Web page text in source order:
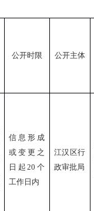
公开时限 公开主体
信息形成
或变更之
日起20 个
工作日内
江汉区行
政审批局